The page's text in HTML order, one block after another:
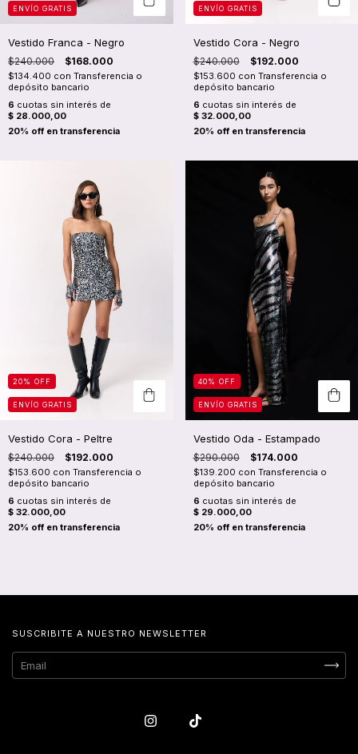
ENVÍO GRATIS
Vestido Franca - Negro
$240.000 $168.000
$134.400 con Transferencia o
depósito bancario
6 cuotas sin interés de
$ 28.000,00
ENVÍO GRATIS
Vestido Cora - Negro
$240.000 $192.000
$153.600 con Transferencia o
depósito bancario
6 cuotas sin interés de
$ 32.000,00
20% OFF
ENVÍO GRATIS
Vestido Cora - Peltre
$240.000 $192.000
$153.600 con Transferencia o
depósito bancario
6 cuotas sin interés de
$ 32.000,00
40% OFF
ENVÍO GRATIS
Vestido Oda - Estampado
$290.000 $174.000
$139.200 con Transferencia o
depósito bancario
6 cuotas sin interés de
$ 29.000,00
SUSCRIBITE A NUESTRO NEWSLETTER